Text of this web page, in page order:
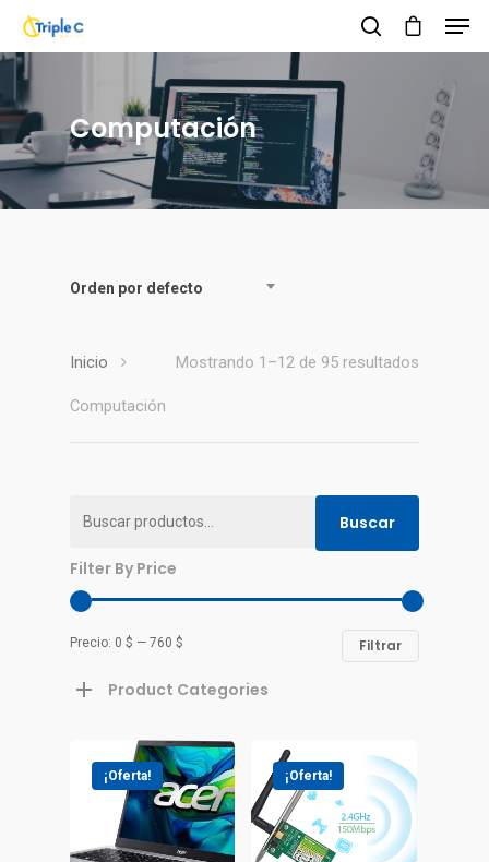
Hit enter to search or ESC to close
Computación
Orden por defecto
Mostrando 1–12 de 95 resultados
Inicio
Computación
Buscar
Buscar
Filter By Price
Filtrar
Precio: 0 $ — 760 $
Product Categories
¡Oferta! ¡Oferta!